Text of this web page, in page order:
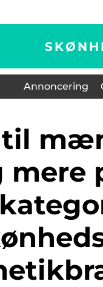
Annoncering
mere